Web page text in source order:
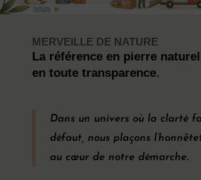
MERVEILLE DE NATURE
La référence en pierre
en toute transparence.
Dans un univers où la clarté
défaut, nous plaçons
au cœur de notre démarche.